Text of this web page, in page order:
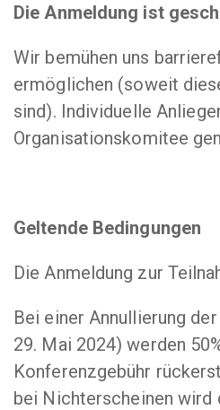
Die Anmeldung ist
Wir bemühen uns
ermöglichen (soweit
sind). Individuelle
Organisationskomitee
Geltende Bedingungen
Die Anmeldung zur
Bei einer Annullierung
29. Mai 2024) werden
Konferenzgebühr
bei Nichterscheinen wird